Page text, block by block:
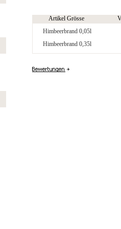
Artikel Grösse
Himbeerbrand 0,05l
Himbeerbrand 0,35l